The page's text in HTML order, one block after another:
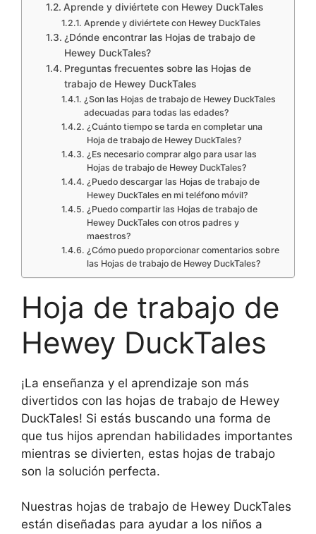
Aprende y diviértete con Hewey DuckTales
Aprende y diviértete con Hewey DuckTales
¿Dónde encontrar las Hojas de trabajo de
Hewey DuckTales?
Preguntas frecuentes sobre las Hojas de
trabajo de Hewey DuckTales
¿Son las Hojas de trabajo de Hewey DuckTales
adecuadas para todas las edades?
¿Cuánto tiempo se tarda en completar una
Hoja de trabajo de Hewey DuckTales?
¿Es necesario comprar algo para usar las
Hojas de trabajo de Hewey DuckTales?
¿Puedo descargar las Hojas de trabajo de
Hewey DuckTales en mi teléfono móvil?
¿Puedo compartir las Hojas de trabajo de
Hewey DuckTales con otros padres y
maestros?
¿Cómo puedo proporcionar comentarios sobre
las Hojas de trabajo de Hewey DuckTales?
Hoja de trabajo de
Hewey DuckTales
¡La enseñanza y el aprendizaje son más
divertidos con las hojas de trabajo de Hewey
DuckTales! Si estás buscando una forma de
que tus hijos aprendan habilidades importantes
mientras se divierten, estas hojas de trabajo
son la solución perfecta.
Nuestras hojas de trabajo de Hewey DuckTales
están diseñadas para ayudar a los niños a